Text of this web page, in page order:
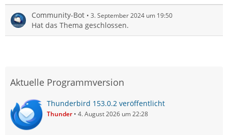
Community-Bot 3. September 2024 um 19:50
Hat das Thema geschlossen.
Aktuelle Programmversion
Thunderbird 153.0.2 veröffentlicht
Thunder 4. August 2026 um 22:28